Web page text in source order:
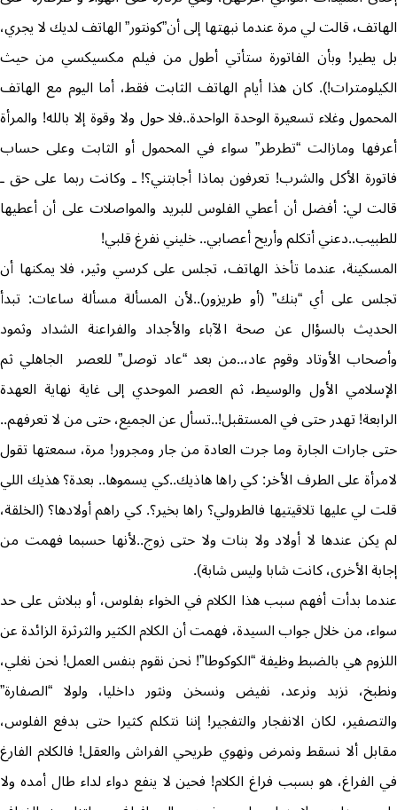
الهاتف، قالت لي مرة عندما نبهتها إلى أن”كونتور” الهاتف لديك لا يجري،
بل يطير! وبأن الفاتورة ستأتي أطول من فيلم مكسيكسي من حيث
الكيلومترات!). كان هذا أيام الهاتف الثابت فقط، أما اليوم مع الهاتف
المحمول وغلاء تسعيرة الوحدة الواحدة..فلا حول ولا وقوة إلا بالله! والمرأة
أعرفها ومازالت “تطرطر” سواء في المحمول أو الثابت وعلى حساب
فاتورة الأكل والشرب! تعرفون بماذا أجابتني؟! ـ وكانت ربما على حق ـ
قالت لي: أفضل أن أعطي الفلوس للبريد والمواصلات على أن أعطيها
للطبيب..دعني أتكلم وأريح أعصابي.. خليني نفرغ قلبي!
المسكينة، عندما تأخذ الهاتف، تجلس على كرسي وثير، فلا يمكنها أن
تجلس على أي “بنك” (أو طريزور)..لأن المسألة مسألة ساعات: تبدأ
الحديث بالسؤال عن صحة الآباء والأجداد والفراعنة الشداد وثمود
وأصحاب الأوتاد وقوم عاد،..من بعد “عاد توصل” للعصر الجاهلي ثم
الإسلامي الأول والوسيط، ثم العصر الموحدي إلى غاية نهاية العهدة
الرابعة! تهدر حتى في المستقبل!..تسأل عن الجميع، حتى من لا تعرفهم..
حتى جارات الجارة وما جرت العادة من جار ومجرور! مرة، سمعتها تقول
لامرأة على الطرف الأخر: كي راها هاذيك..كي يسموها.. بعدة؟ هذيك اللي
قلت لي عليها تلاقيتيها فالطرولي؟ راها بخير؟. كي راهم أولادها؟ (الخلقة،
لم يكن عندها لا أولاد ولا بنات ولا حتى زوج..لأنها حسبما فهمت من
إجابة الأخرى، كانت شابا وليس شابة).
عندما بدأت أفهم سبب هذا الكلام في الخواء بفلوس، أو ببلاش على حد
سواء، من خلال جواب السيدة، فهمت أن الكلام الكثير والثرثرة الزائدة عن
اللزوم هي بالضبط وظيفة “الكوكوطا”! نحن نقوم بنفس العمل! نحن نغلي،
ونطبخ، نزبد ونرعد، نفيض ونسخن ونثور داخليا، ولولا “الصفارة”
والتصفير، لكان الانفجار والتفجير! إننا نتكلم كثيرا حتى بدفع الفلوس،
مقابل ألا نسقط ونمرض ونهوي طريحي الفراش والعقل! فالكلام الفارغ
في الفراغ، هو بسبب فراغ الكلام! فحين لا ينفع دواء لداء طال أمده ولا